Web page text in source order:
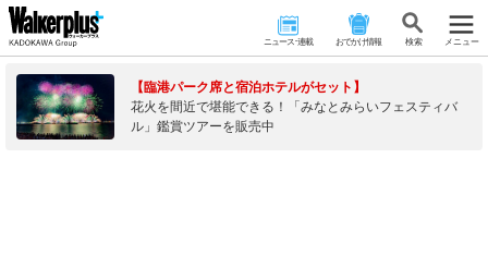
ニュース･連載 おでかけ情報 検 索 メニュー
【臨港パーク席と宿泊ホテルがセット】
花火を間近で堪能できる！「みなとみらいフェスティバ
ル」鑑賞ツアーを販売中